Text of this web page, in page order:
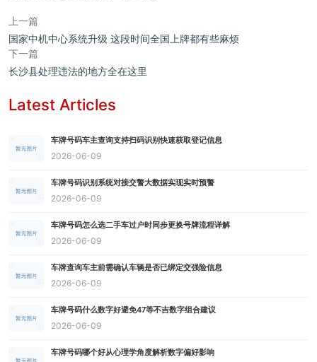
上一篇
国家中机中心系统升级 这段时间全国上牌都有些麻烦
下一篇
长沙县处理违法的地方全在这里
Latest Articles
车牌号码车主查询支持扫码识别快速获取登记信息
2026-06-09
车牌号码识别系统对接交警大数据实现实时预警
2026-06-09
车牌号码怎么选二手车过户时同步更换号牌流程详解
2026-06-09
车牌查询车主前需确认车辆是否已绑定交强险信息
2026-06-09
车牌号码什么数字好避免47等不吉数字组合建议
2026-06-09
车牌号码哪个好从心理学角度解析数字偏好影响